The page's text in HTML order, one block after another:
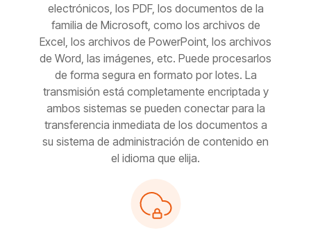
electrónicos, los PDF, los documentos de la
familia de Microsoft, como los archivos de
Excel, los archivos de PowerPoint, los archivos
de Word, las imágenes, etc. Puede procesarlos
de forma segura en formato por lotes. La
transmisión está completamente encriptada y
ambos sistemas se pueden conectar para la
transferencia inmediata de los documentos a
su sistema de administración de contenido en
el idioma que elija.